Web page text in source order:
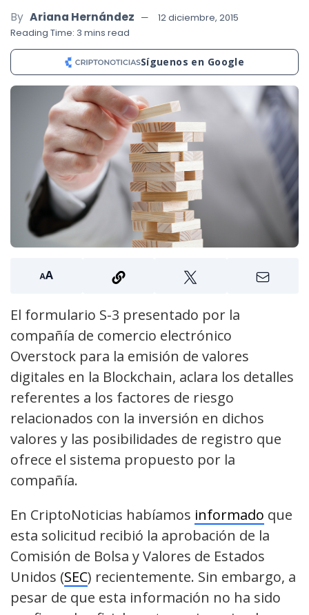
By Ariana Hernández
12 diciembre, 2015
Reading Time: 3 mins read
Síguenos en Google
El formulario S-3 presentado por la
compañía de comercio electrónico
Overstock para la emisión de valores
digitales en la Blockchain, aclara los detalles
referentes a los factores de riesgo
relacionados con la inversión en dichos
valores y las posibilidades de registro que
ofrece el sistema propuesto por la
compañía.
En CriptoNoticias habíamos informado que
esta solicitud recibió la aprobación de la
Comisión de Bolsa y Valores de Estados
Unidos (SEC) recientemente. Sin embargo, a
pesar de que esta información no ha sido